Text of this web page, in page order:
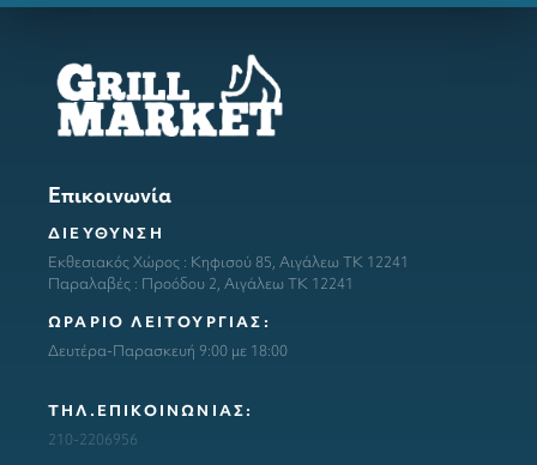
Επικοινωνία
ΔΙΕΥΘΥΝΣΗ
Εκθεσιακός Χώρος : Κηφισού 85, Αιγάλεω ΤΚ 12241
Παραλαβές : Προόδου 2, Αιγάλεω ΤΚ 12241
ΩΡΑΡΙΟ ΛΕΙΤΟΥΡΓΙΑΣ:
Δευτέρα-Παρασκευή 9:00 με 18:00
ΤΗΛ.ΕΠΙΚΟΙΝΩΝΙΑΣ:
210-2206956